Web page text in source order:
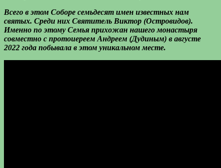
Всего в этом Соборе семьдесят имен известных нам
святых. Среди них Святитель Виктор (Островидов).
Именно по этому Семья прихожан нашего монастыря
совместно с протоиереем Андреем (Дудиным) в августе
2022 года побывала в этом уникальном месте.